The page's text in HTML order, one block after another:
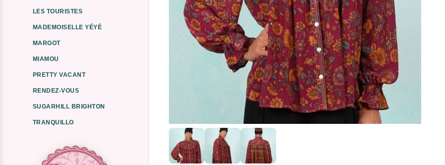
LES TOURISTES
MADEMOISELLE YÉYÉ
MARGOT
MIAMOU
PRETTY VACANT
RENDEZ-VOUS
SUGARHILL BRIGHTON
TRANQUILLO